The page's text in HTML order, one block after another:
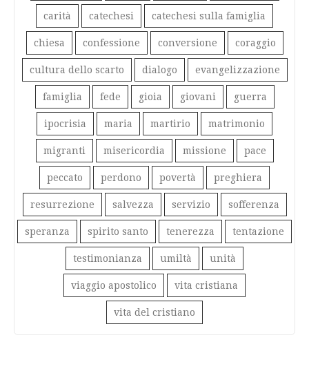
carità catechesi catechesi sulla famiglia
chiesa confessione conversione coraggio
cultura dello scarto dialogo evangelizzazione
famiglia fede gioia giovani guerra
ipocrisia maria martirio matrimonio
migranti misericordia missione pace
peccato perdono povertà preghiera
resurrezione salvezza servizio sofferenza
speranza spirito santo tenerezza tentazione
testimonianza umiltà unità
viaggio apostolico vita cristiana
vita del cristiano